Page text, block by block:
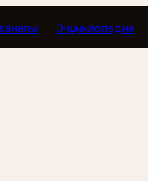
Энциклопедия